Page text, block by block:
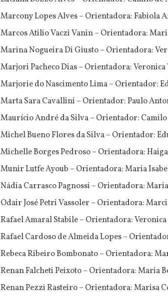
Marcony Lopes Alves – Orientadora: Fabiola
Marcos Atilio Vaczi Vanin – Orientadora:
Marina Nogueira Di Giusto – Orientadora:
Marjori Pacheco Dias – Orientadora:
Marjorie do Nascimento Lima – Orientador:
Marta Sara Cavallini – Orientador: Paulo
Maurício André da Silva – Orientador: Camilo
Michel Bueno Flores da Silva – Orientador:
Michelle Borges Pedroso – Orientadora:
Munir Lutfe Ayoub – Orientadora: Maria
Nádia Carrasco Pagnossi – Orientadora:
Odair José Petri Vassoler – Orientadora:
Rafael Amaral Stabile – Orientadora:
Rafael Cardoso de Almeida Lopes –
Rebeca Ribeiro Bombonato – Orientadora:
Renan Falcheti Peixoto – Orientadora: Maria
Renan Pezzi Rasteiro – Orientadora: Marisa